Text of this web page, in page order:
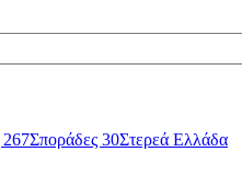
267Σποράδες 30Στερεά Ελλάδα